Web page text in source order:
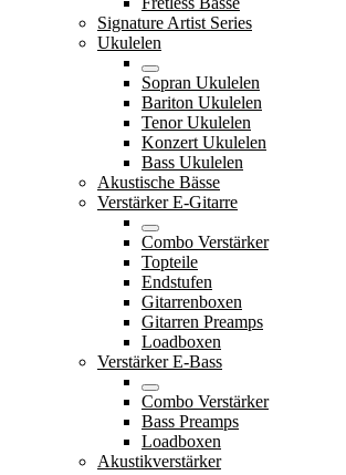
Signature Artist Series
Ukulelen
Sopran Ukulelen
Bariton Ukulelen
Tenor Ukulelen
Konzert Ukulelen
Bass Ukulelen
Akustische Bässe
Verstärker E-Gitarre
Combo Verstärker
Topteile
Endstufen
Gitarrenboxen
Gitarren Preamps
Loadboxen
Verstärker E-Bass
Combo Verstärker
Bass Preamps
Loadboxen
Akustikverstärker